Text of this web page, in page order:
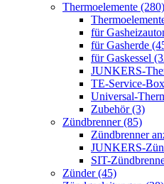
Thermoelemente (280)
für
für Gasherde
für Gaskessel
JUNKERS-
TE-Service-
Universal-
Zubehör (3)
Zündbrenner (85)
Zündbrenner
JUNKERS-
SIT-
Zünder (45)